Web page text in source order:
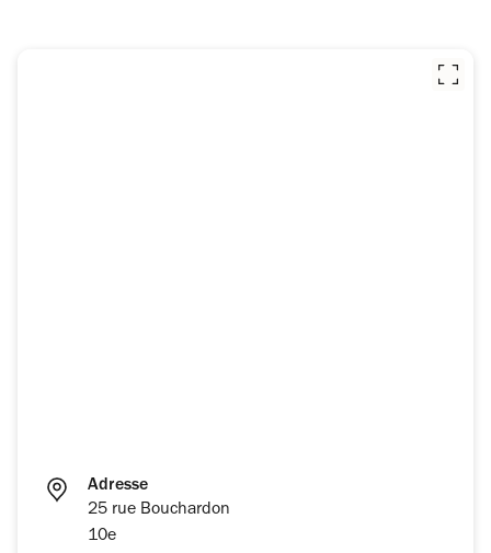
Adresse
25 rue Bouchardon
10e